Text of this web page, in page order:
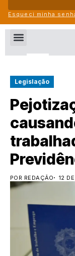
Esqueci minha
Legislação
POR REDAÇÃO 12